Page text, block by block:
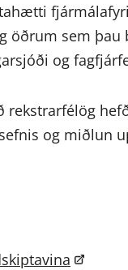
öðrum sem
og
rekstrarfélög
og miðlun